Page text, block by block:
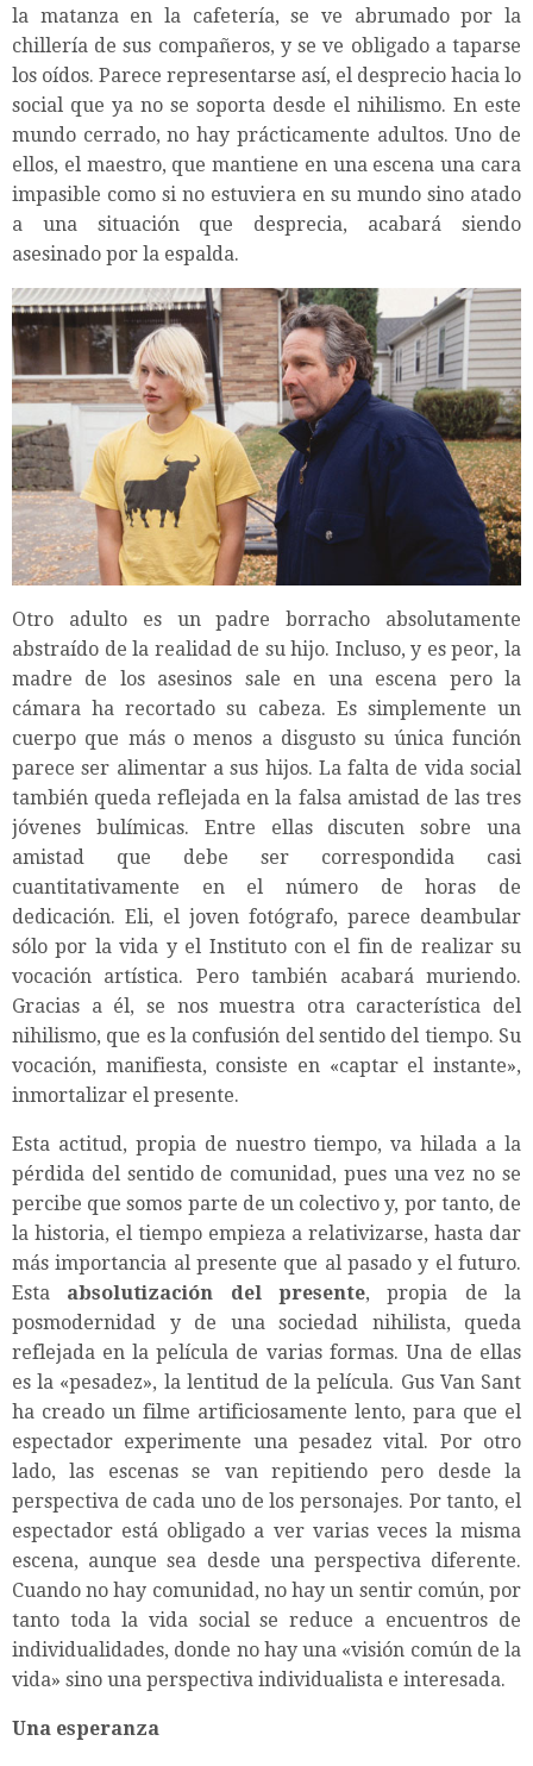
la matanza en la cafetería, se ve abrumado por la
chillería de sus compañeros, y se ve obligado a taparse
los oídos. Parece representarse así, el desprecio hacia lo
social que ya no se soporta desde el nihilismo. En este
mundo cerrado, no hay prácticamente adultos. Uno de
ellos, el maestro, que mantiene en una escena una cara
impasible como si no estuviera en su mundo sino atado
a una situación que desprecia, acabará siendo
asesinado por la espalda.
Otro adulto es un padre borracho absolutamente
abstraído de la realidad de su hijo. Incluso, y es peor, la
madre de los asesinos sale en una escena pero la
cámara ha recortado su cabeza. Es simplemente un
cuerpo que más o menos a disgusto su única función
parece ser alimentar a sus hijos. La falta de vida social
también queda reflejada en la falsa amistad de las tres
jóvenes bulímicas. Entre ellas discuten sobre una
amistad que debe ser correspondida casi
cuantitativamente en el número de horas de
dedicación. Eli, el joven fotógrafo, parece deambular
sólo por la vida y el Instituto con el fin de realizar su
vocación artística. Pero también acabará muriendo.
Gracias a él, se nos muestra otra característica del
nihilismo, que es la confusión del sentido del tiempo. Su
vocación, manifiesta, consiste en «captar el instante»,
inmortalizar el presente.
Esta actitud, propia de nuestro tiempo, va hilada a la
pérdida del sentido de comunidad, pues una vez no se
percibe que somos parte de un colectivo y, por tanto, de
la historia, el tiempo empieza a relativizarse, hasta dar
más importancia al presente que al pasado y el futuro.
Esta absolutización del presente, propia de la
posmodernidad y de una sociedad nihilista, queda
reflejada en la película de varias formas. Una de ellas
es la «pesadez», la lentitud de la película. Gus Van Sant
ha creado un filme artificiosamente lento, para que el
espectador experimente una pesadez vital. Por otro
lado, las escenas se van repitiendo pero desde la
perspectiva de cada uno de los personajes. Por tanto, el
espectador está obligado a ver varias veces la misma
escena, aunque sea desde una perspectiva diferente.
Cuando no hay comunidad, no hay un sentir común, por
tanto toda la vida social se reduce a encuentros de
individualidades, donde no hay una «visión común de la
vida» sino una perspectiva individualista e interesada.
Una esperanza